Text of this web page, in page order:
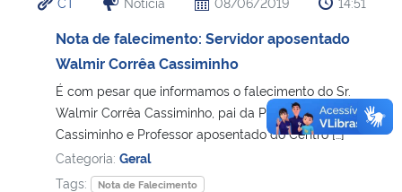
Nota de falecimento: Servidor aposentado
Walmir Corrêa Cassiminho
É com pesar que informamos o falecimento do Sr.
Walmir Corrêa Cassiminho, pai da Profa. Ana Laura
Cassiminho e Professor aposentado do Centro […]
Categoria: Geral
Tags:
Nota de Falecimento